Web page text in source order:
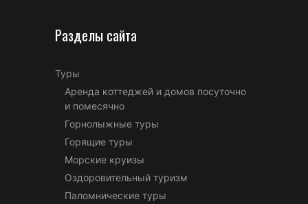
Разделы сайта
Туры
Аренда коттеджей и домов посуточно
и помесячно
Горнолыжные туры
Горящие туры
Морские круизы
Оздоровительный туризм
Паломнические туры